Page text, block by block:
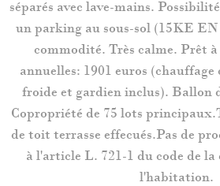
séparés avec lave-mains.
un parking au sous-sol (15KE
commodité. Très calme. Prêt
annuelles: 1901 euros
froide et gardien inclus). Ballon
Copropriété de 75 lots
de toit terrasse effecués.Pas de
à l'article L. 721-1 du code de
l'habitation.